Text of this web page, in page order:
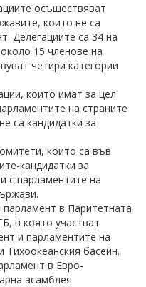
осъществяват
които не са
Делегациите са 34 на
15 членове на
четири категории
които имат за цел
на страните
са кандидатки за
които са във
кандидатки за
с парламентите на
в Паритетната
в която участват
и парламентите на
Тихоокеанския басейн.
в Евро-
асамблея